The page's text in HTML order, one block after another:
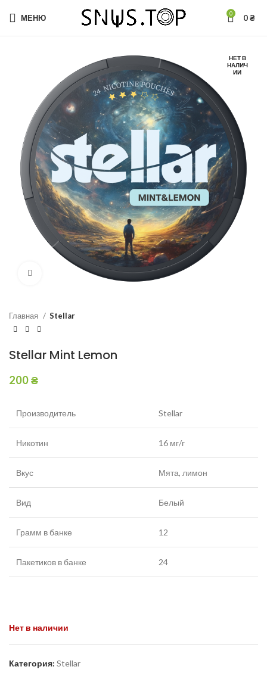
МЕНЮ 0 0₴
НЕТ В
НАЛИЧ
ИИ
Главная Stellar
Stellar Mint Lemon
200₴
Производитель Stellar
Никотин 16 мг/г
Вкус Мята, лимон
Вид Белый
Грамм в банке 12
Пакетиков в банке 24
Нет в наличии
Категория: Stellar